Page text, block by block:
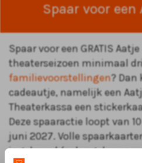
Spaar voor
Spaar voor een GRATIS
theaterseizoen minimaal
familievoorstellingen? Dan
cadeautje, namelijk een
Theaterkassa een
Deze spaaractie loopt van
juni 2027. Volle
ingeleverd (zolang de